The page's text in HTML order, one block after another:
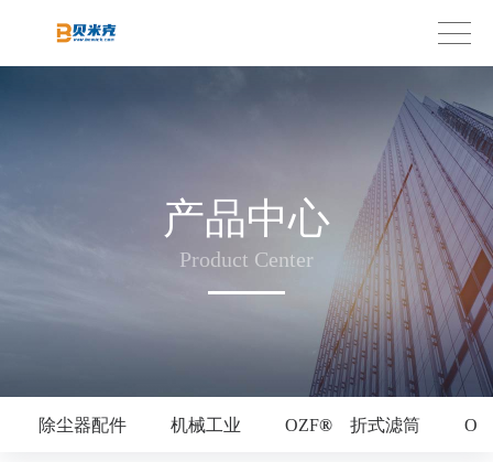
产品中心
Product Center
除尘器配件 机械工业 OZF® 折式滤筒